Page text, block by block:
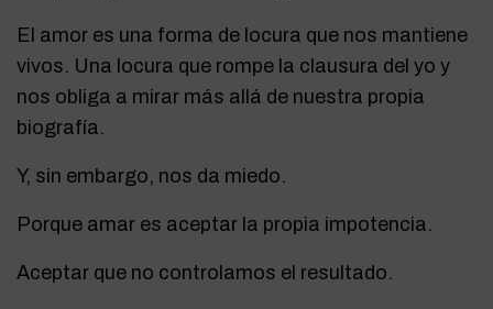
El amor es una forma de locura que nos mantiene
vivos. Una locura que rompe la clausura del yo y
nos obliga a mirar más allá de nuestra propia
biografía.
Y, sin embargo, nos da miedo.
Porque amar es aceptar la propia impotencia.
Aceptar que no controlamos el resultado.